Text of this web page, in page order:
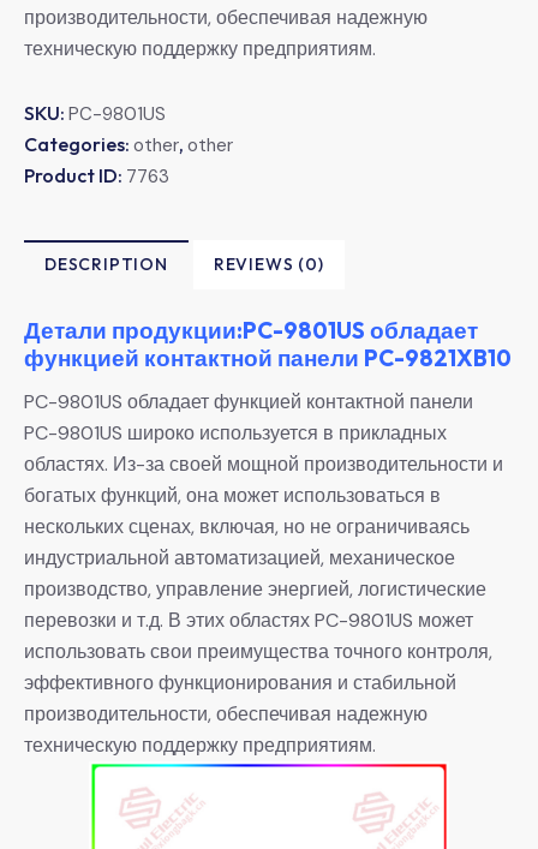
производительности, обеспечивая надежную
техническую поддержку предприятиям.
SKU: PC-9801US
Categories: other, other
Product ID: 7763
DESCRIPTION REVIEWS (0)
Детали продукции:PC-9801US обладает
функцией контактной панели PC-9821XB10
PC-9801US обладает функцией контактной панели
PC-9801US широко используется в прикладных
областях. Из-за своей мощной производительности и
богатых функций, она может использоваться в
нескольких сценах, включая, но не ограничиваясь
индустриальной автоматизацией, механическое
производство, управление энергией, логистические
перевозки и т.д. В этих областях PC-9801US может
использовать свои преимущества точного контроля,
эффективного функционирования и стабильной
производительности, обеспечивая надежную
техническую поддержку предприятиям.